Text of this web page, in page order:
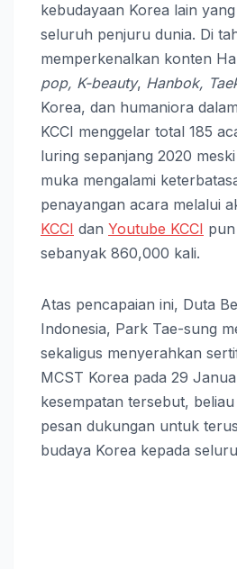
kebudayaan Korea lain
seluruh penjuru dunia. Di
memperkenalkan konten
pop, K-beauty, Hanbok,
Korea, dan humaniora
KCCI menggelar total 185
luring sepanjang 2020
muka mengalami
penayangan acara melalui
KCCI dan Youtube KCCI
sebanyak 860,000 kali.
Atas pencapaian ini, Duta
Indonesia, Park Tae-sung
sekaligus menyerahkan
MCST Korea pada 29
kesempatan tersebut,
pesan dukungan untuk
budaya Korea kepada